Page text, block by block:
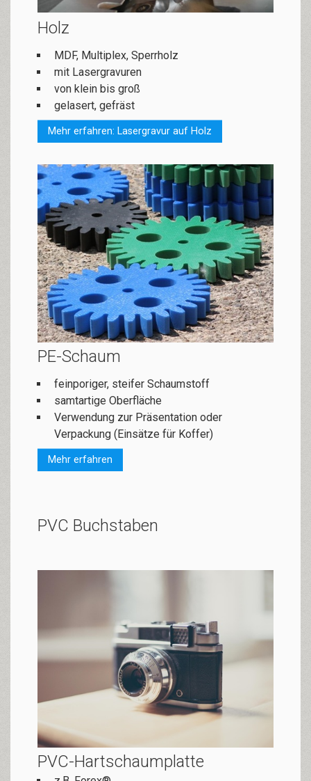
Holz
MDF, Multiplex, Sperrholz
mit Lasergravuren
von klein bis groß
gelasert, gefräst
Mehr erfahren: Lasergravur auf Holz
PE-Schaum
feinporiger, steifer Schaumstoff
samtartige Oberfläche
Verwendung zur Präsentation oder
Verpackung (Einsätze für Koffer)
Mehr erfahren
PVC Buchstaben
PVC-Hartschaumplatte